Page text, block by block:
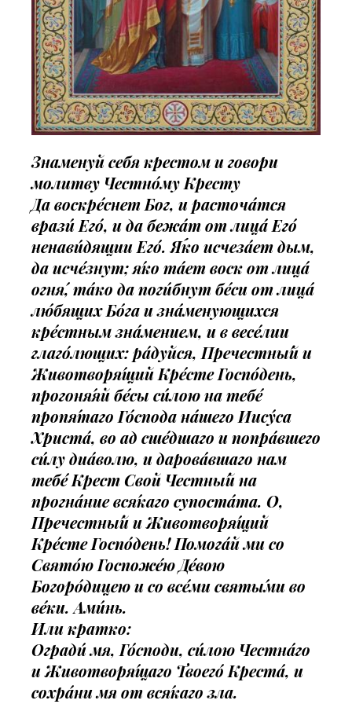
Знаменуй себя крестом и говори
молитву Честно́му Кресту
Да воскре́снет Бог, и расточа́тся
врази́ Его́, и да бежа́т от лица́ Его́
ненави́дящии Его́. Я́ко исчеза́ет дым,
да исче́знут; я́ко та́ет воск от лица́
огня́, та́ко да поги́бнут бе́си от лица́
лю́бящих Бо́га и зна́менующихся
кре́стным зна́мением, и в весе́лии
глаго́лющих: ра́дуйся, Пречестны́й и
Животворя́щий Кре́сте Госпо́день,
прогоня́яй бе́сы си́лою на тебе́
пропя́таго Го́спода на́шего Иису́са
Христа́, во ад сше́дшаго и попра́вшего
си́лу диа́волю, и дарова́вшаго нам
тебе́ Крест Свой Честны́й на
прогна́ние вся́каго супоста́та. О,
Пречестны́й и Животворя́щий
Кре́сте Госпо́день! Помога́й ми со
Свято́ю Госпоже́ю Де́вою
Богоро́дицею и со все́ми святы́ми во
ве́ки. Ами́нь.
Или кратко:
Огради́ мя, Го́споди, си́лою Честна́го
и Животворя́щаго Твоего́ Креста́, и
сохра́ни мя от вся́каго зла.